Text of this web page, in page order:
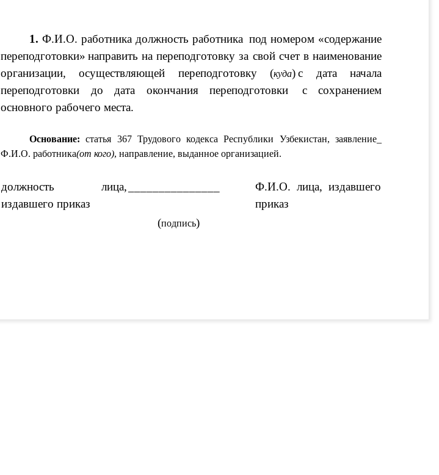
1. Ф.И.О. работника должность работника под номером «содержание
переподготовки» направить на переподготовку за свой счет в наименование
организации, осуществляющей переподготовку (куда) с дата начала
переподготовки до дата окончания переподготовки
с сохранением
основного рабочего места.
Основание:
Ф.И.О. работника(от кого), направление, выданное организацией.
должность лица,
издавшего приказ
Ф.И.О. лица, издавшего
приказ
(подпись)